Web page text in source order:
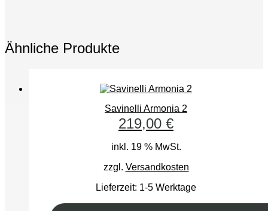
Ähnliche Produkte
Savinelli Armonia 2
219,00 €
inkl. 19 % MwSt.
zzgl. Versandkosten
Lieferzeit: 1-5 Werktage